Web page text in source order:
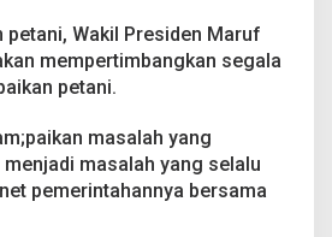
petani, Wakil Presiden Maruf
mempertimbangkan segala
petani.
masalah yang
masalah yang selalu
pemerintahannya bersama